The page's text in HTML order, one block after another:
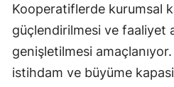
Kooperatiflerde kurumsal
güçlendirilmesi ve faaliyet
genişletilmesi
istihdam ve büyüme